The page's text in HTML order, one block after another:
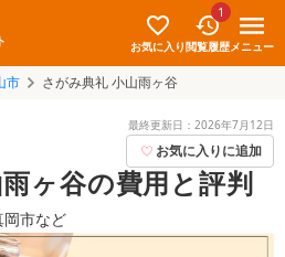
お気に入り
1
閲覧履歴メニュー
市 さがみ典礼 小山雨ヶ谷
最終更新日： 2026年7月12日
お気に入りに追加
ヶ谷の費用と評判
岡市など